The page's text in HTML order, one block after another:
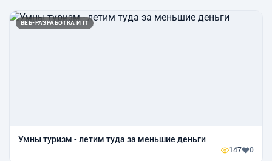
ВЕБ-РАЗРАБОТКА И IT
Умны туризм - летим туда за меньшие деньги
147 0